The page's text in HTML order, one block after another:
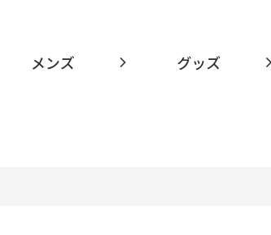
メンズ グッズ